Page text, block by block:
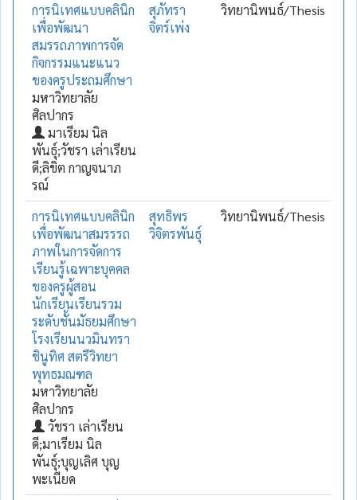
การนิเทศแบบคลินิก
เพื่อพัฒนา
สมรรถภาพการจัด
กิจกรรมแนะแนว
ของครูประถมศึกษา
มหาวิทยาลัย
ศิลปากร
มาเรียม นิล
พันธุ์;วัชรา เล่าเรียน
ดี;ลิขิต กาญจนาภ
รณ์
สุภัทรา
จิตร์เพ่ง
วิทยานิพนธ์/Thesis
การนิเทศแบบคลินิก
เพื่อพัฒนาสมรรรถ
ภาพในการจัดการ
เรียนรู้เฉพาะบุคคล
ของครูผู้สอน
นักเรียนเรียนรวม
ระดับชั้นมัธยมศึกษา
โรงเรียนนวมินทรา
ชินูทิศ สตรีวิทยา
พุทธมณฑล
มหาวิทยาลัย
ศิลปากร
วัชรา เล่าเรียน
ดี;มาเรียม นิล
พันธุ์;บุญเลิศ บุญ
พะเนียด
สุทธิพร
วิจิตรพันธุ์
วิทยานิพนธ์/Thesis